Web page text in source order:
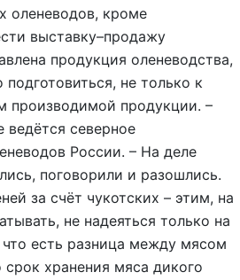
оленеводов, кроме
выставку–продажу
продукция оленеводства,
не только к
производимой продукции. –
северное
России. – На деле
поговорили и разошлись.
за счёт чукотских – этим, на
не надеяться только на
есть разница между мясом
хранения мяса дикого